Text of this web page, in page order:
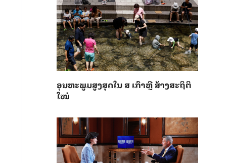
ອຸນ​ຫະ​ພູມ​ສູງ​ສຸດ​​ໃນ ສ ເກົາຫຼີ ສ້າງ​ສະ​ຖິ​ຕິ​
ໃໝ່